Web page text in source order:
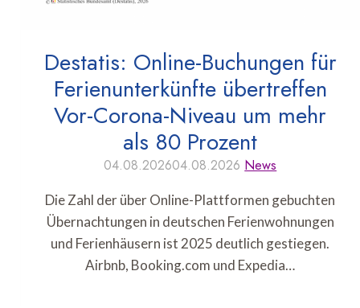
Destatis: Online-Buchungen für
Ferienunterkünfte übertreffen
Vor-Corona-Niveau um mehr
als 80 Prozent
04.08.202604.08.2026 News
Die Zahl der über Online-Plattformen gebuchten
Übernachtungen in deutschen Ferienwohnungen
und Ferienhäusern ist 2025 deutlich gestiegen.
Airbnb, Booking.com und Expedia…